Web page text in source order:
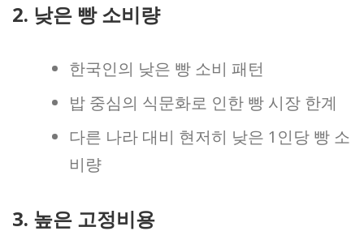
2. 낮은 빵 소비량
한국인의 낮은 빵 소비 패턴
밥 중심의 식문화로 인한 빵 시장 한계
다른 나라 대비 현저히 낮은 1인당 빵 소
비량
3. 높은 고정비용